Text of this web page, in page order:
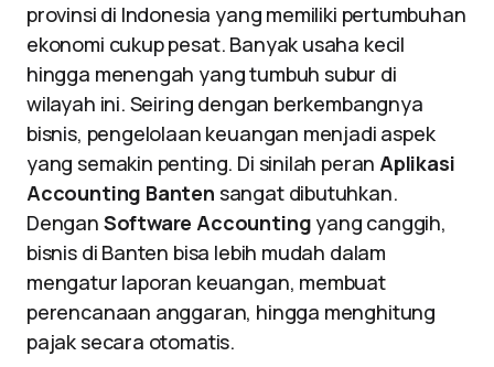
provinsi di Indonesia yang memiliki pertumbuhan
ekonomi cukup pesat. Banyak usaha kecil
hingga menengah yang tumbuh subur di
wilayah ini. Seiring dengan berkembangnya
bisnis, pengelolaan keuangan menjadi aspek
yang semakin penting. Di sinilah peran Aplikasi
Accounting Banten sangat dibutuhkan.
Dengan Software Accounting yang canggih,
bisnis di Banten bisa lebih mudah dalam
mengatur laporan keuangan, membuat
perencanaan anggaran, hingga menghitung
pajak secara otomatis.